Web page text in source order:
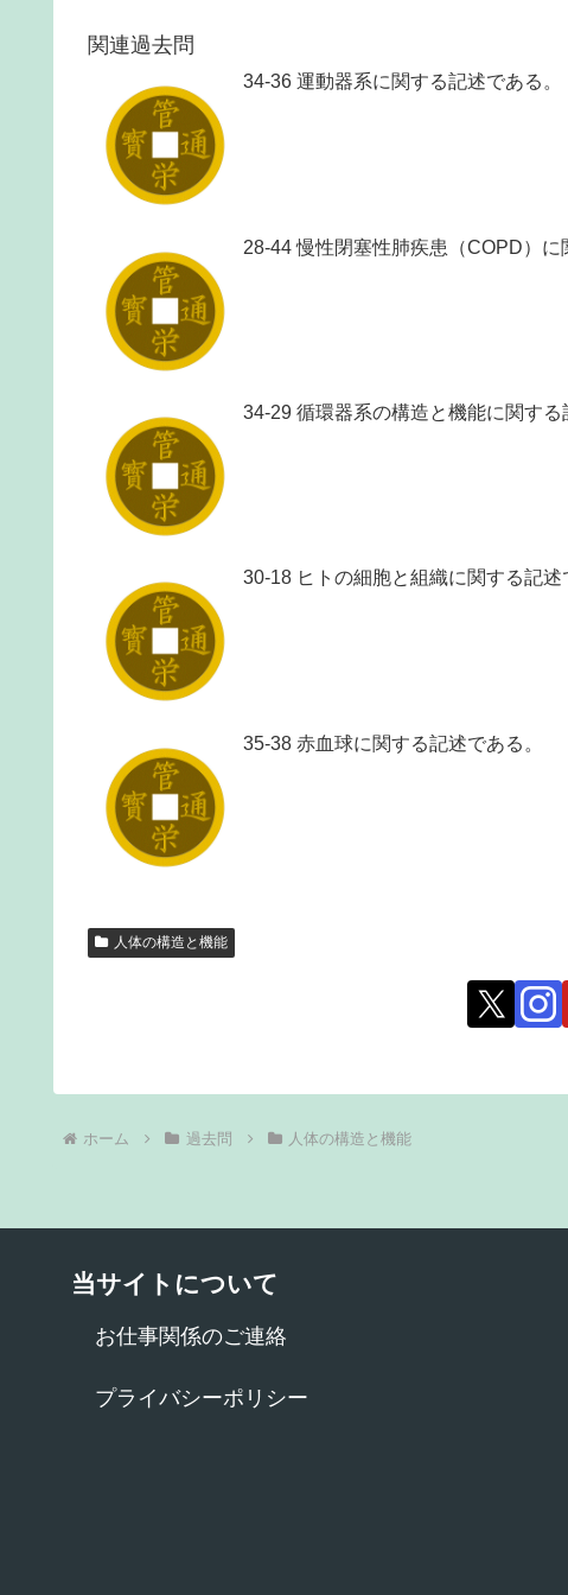
関連過去問
34-36 運動器系に関する記述である。
28-44 慢性閉塞性肺疾患（COPD）に
34-29 循環器系の構造と機能に関する
30-18 ヒトの細胞と組織に関する記述
35-38 赤血球に関する記述である。
人体の構造と機能
ホーム 過去問 人体の構造と機能
当サイトについて
お仕事関係のご連絡
プライバシーポリシー